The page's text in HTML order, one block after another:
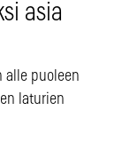
asia
alle puoleen
laturien